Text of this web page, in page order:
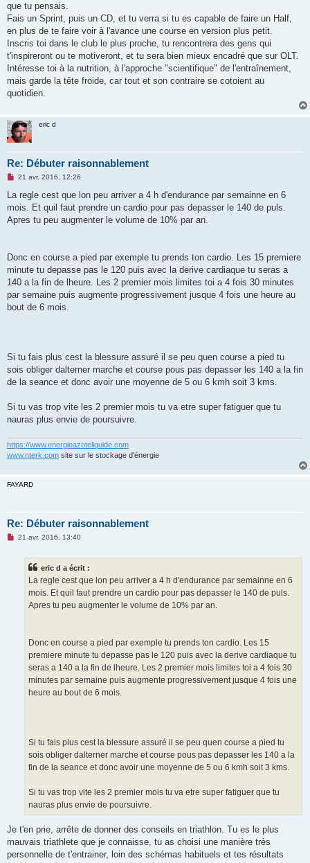
que tu pensais.
Fais un Sprint, puis un CD, et tu verra si tu es capable de faire un Half,
en plus de te faire voir à l'avance une course en version plus petit.
Inscris toi dans le club le plus proche, tu rencontrera des gens qui
t'inspireront ou te motiveront, et tu sera bien mieux encadré que sur OLT.
Intéresse toi à la nutrition, à l'approche "scientifique" de l'entraînement,
mais garde la tête froide, car tout et son contraire se cotoient au
quotidien.
eric d
Re: Débuter raisonnablement
M
s
a
g
l
u
21 avr. 2016, 12:26
La regle cest que lon peu arriver a 4 h d'endurance par semainne en 6
mois. Et quil faut prendre un cardio pour pas depasser le 140 de puls.
Apres tu peu augmenter le volume de 10% par an.
Donc en course a pied par exemple tu prends ton cardio. Les 15 premiere
minute tu depasse pas le 120 puis avec la derive cardiaque tu seras a
140 a la fin de lheure. Les 2 premier mois limites toi a 4 fois 30 minutes
par semaine puis augmente progressivement jusque 4 fois une heure au
bout de 6 mois.
Si tu fais plus cest la blessure assuré il se peu quen course a pied tu
sois obliger dalterner marche et course pous pas depasser les 140 a la fin
de la seance et donc avoir une moyenne de 5 ou 6 kmh soit 3 kms.
Si tu vas trop vite les 2 premier mois tu va etre super fatiguer que tu
nauras plus envie de poursuivre.
https://www.energieazoteliquide.com
www.nterk.com site sur le stockage d'énergie
FAYARD
Re: Débuter raisonnablement
M21 avr. 2016, 13:40
eric d a écrit :
La regle cest que lon peu arriver a 4 h d'endurance par semainne en 6
mois. Et quil faut prendre un cardio pour pas depasser le 140 de puls.
Apres tu peu augmenter le volume de 10% par an.
Donc en course a pied par exemple tu prends ton cardio. Les 15
premiere minute tu depasse pas le 120 puis avec la derive cardiaque tu
seras a 140 a la fin de lheure. Les 2 premier mois limites toi a 4 fois 30
minutes par semaine puis augmente progressivement jusque 4 fois une
heure au bout de 6 mois.
Si tu fais plus cest la blessure assuré il se peu quen course a pied tu
sois obliger dalterner marche et course pous pas depasser les 140 a la
fin de la seance et donc avoir une moyenne de 5 ou 6 kmh soit 3 kms.
Si tu vas trop vite les 2 premier mois tu va etre super fatiguer que tu
nauras plus envie de poursuivre.
Je t'en prie, arrête de donner des conseils en triathlon. Tu es le plus
mauvais triathlete que je connaisse, tu as choisi une manière très
personnelle de t'entrainer, loin des schémas habituels et tes résultats